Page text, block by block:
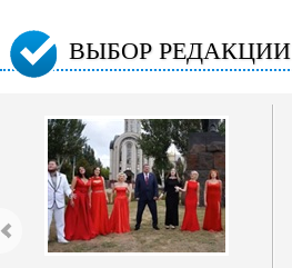
ВЫБОР РЕДАКЦИИ